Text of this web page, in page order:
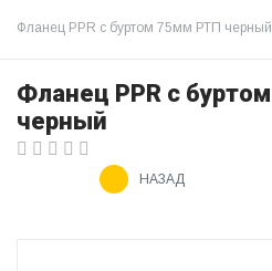
Фланец PPR с буртом 75мм РТП черный
Фланец PPR с
черный
НАЗАД